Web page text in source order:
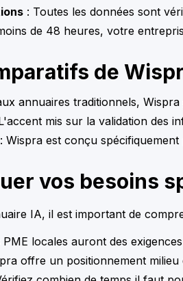
: Toutes les données sont
de 48 heures, votre
de
annuaires traditionnels,
mis sur la validation des
: Wispra est conçu
vos besoins
IA, il est important de
PME locales auront des
offre un positionnement